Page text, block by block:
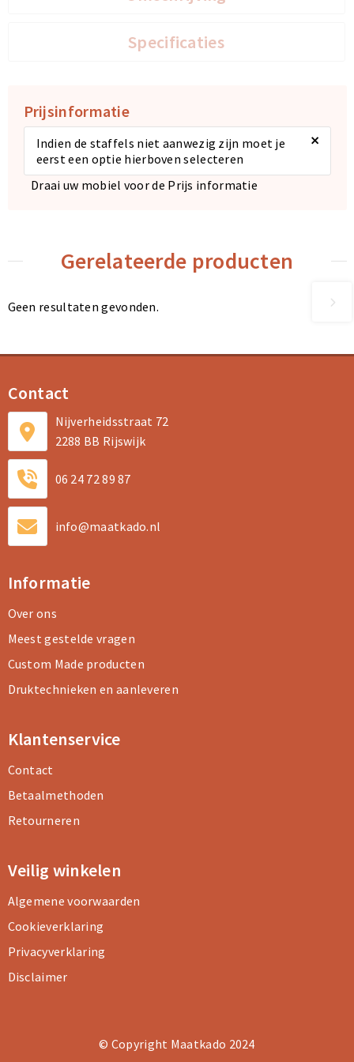
Specificaties
Prijsinformatie
Indien de staffels niet aanwezig zijn moet je
eerst een optie hierboven selecteren
×
Draai uw mobiel voor de Prijs informatie
Gerelateerde producten
Geen resultaten gevonden.
Contact
Nijverheidsstraat 72
2288 BB Rijswijk
06 24 72 89 87
info@maatkado.nl
Informatie
Over ons
Meest gestelde vragen
Custom Made producten
Druktechnieken en aanleveren
Klantenservice
Contact
Betaalmethoden
Retourneren
Veilig winkelen
Algemene voorwaarden
Cookieverklaring
Privacyverklaring
Disclaimer
© Copyright Maatkado 2024